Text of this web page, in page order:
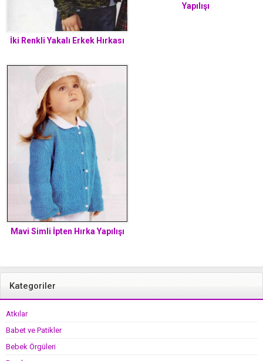
İki Renkli Yakalı Erkek Hırkası
Yapılışı
Mavi Simli İpten Hırka Yapılışı
Kategoriler
Atkılar
Babet ve Patikler
Bebek Örgüleri